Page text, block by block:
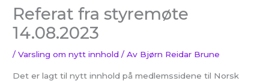
Referat fra styremøte
14.08.2023
/Varsling om nytt innhold / Av Bjørn Reidar Brune
Det er lagt til nytt innhold på medlemssidene til Norsk